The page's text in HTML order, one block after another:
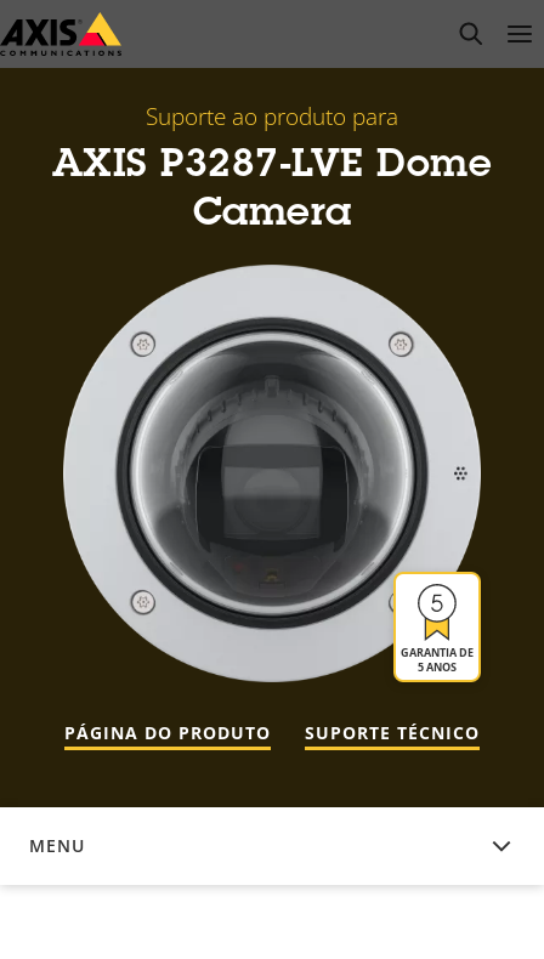
Pular
para
open
Suporte ao produto para
AXIS P3287-LVE Dome
Camera
GARANTIA DE
5 ANOS
PÁGINA DO PRODUTO SUPORTE TÉCNICO
MENU
SOFTWARE DO DISPOSITIVO